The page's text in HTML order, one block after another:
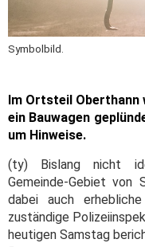
Symbolbild.
Im Ortsteil
ein Bauwagen
um Hinweise.
(ty) Bislang nicht
Gemeinde-Gebiet von
dabei auch
zuständige
heutigen Samstag